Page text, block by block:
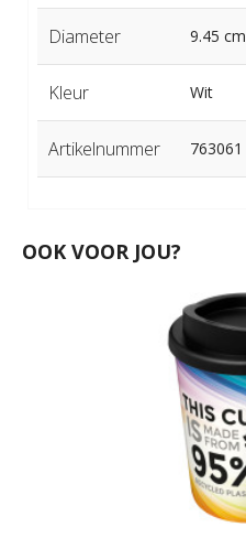
Diameter 9.45 cm
Kleur Wit
Artikelnummer 763061
OOK VOOR JOU?